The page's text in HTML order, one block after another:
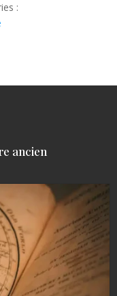
:
ancien